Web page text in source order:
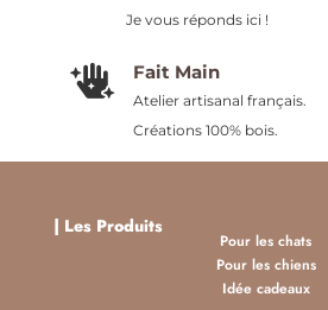
Je vous réponds ici !
 Fait Main
Atelier artisanal français.
Créations 100% bois.
| Les Produits
Pour les chats
Pour les chiens
Idée cadeaux